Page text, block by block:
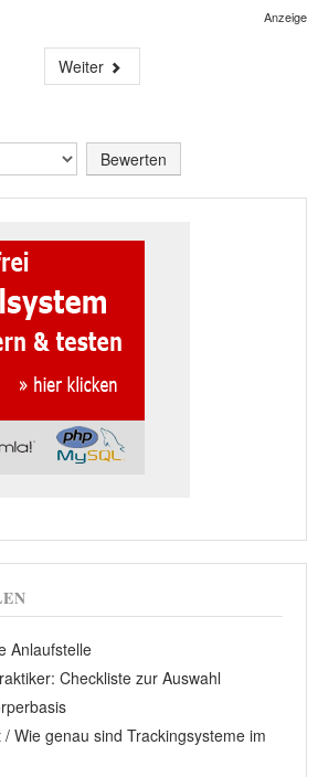
Anzeige
Weiter
Anlaufstelle
Checkliste zur Auswahl
Wie genau sind Trackingsysteme im